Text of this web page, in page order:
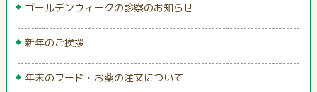
ゴールデンウィークの診察のお知らせ
新年のご挨拶
年末のフード・お薬の注文について